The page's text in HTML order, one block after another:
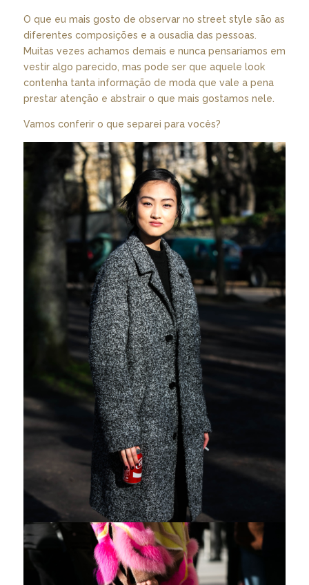
O que eu mais gosto de observar no street style são as
diferentes composições e a ousadia das pessoas.
Muitas vezes achamos demais e nunca pensaríamos em
vestir algo parecido, mas pode ser que aquele look
contenha tanta informação de moda que vale a pena
prestar atenção e abstrair o que mais gostamos nele.
Vamos conferir o que separei para vocês?